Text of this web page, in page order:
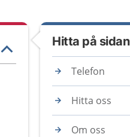
Hitta på sidan
Telefon
Hitta oss
Om oss